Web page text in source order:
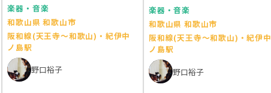
楽器・音楽
和歌山県 和歌山市
阪和線(天王寺～和歌山)・紀伊中
ノ島駅
野口裕子
楽器・音楽
和歌山県 和歌山市
阪和線(天王寺～和歌山)・紀伊中
ノ島駅
野口裕子